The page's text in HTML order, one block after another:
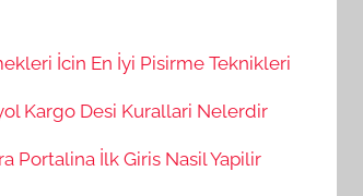
İcin En İyi Pisirme Teknikleri
Kargo Desi Kurallari Nelerdir
Portalina İlk Giris Nasil Yapilir